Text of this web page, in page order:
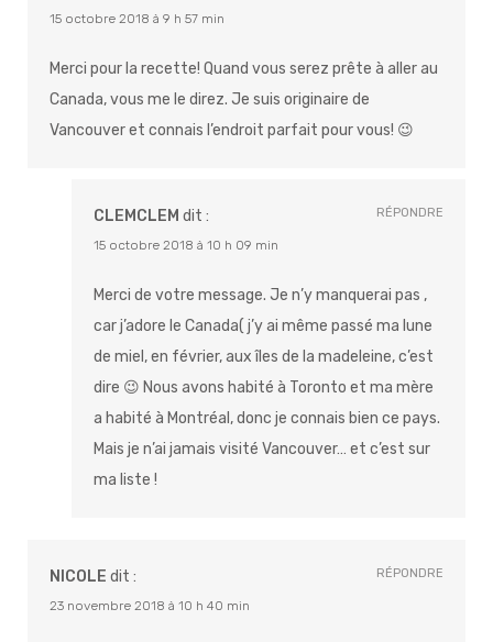
15 octobre 2018 à 9 h 57 min
Merci pour la recette! Quand vous serez prête à aller au
Canada, vous me le direz. Je suis originaire de
Vancouver et connais l’endroit parfait pour vous! 😉
CLEMCLEM dit :
15 octobre 2018 à 10 h 09 min
Merci de votre message. Je n’y manquerai pas ,
car j’adore le Canada( j’y ai même passé ma lune
de miel, en février, aux îles de la madeleine, c’est
dire 😉 Nous avons habité à Toronto et ma mère
a habité à Montréal, donc je connais bien ce pays.
Mais je n’ai jamais visité Vancouver… et c’est sur
ma liste !
RÉPONDRE
NICOLE dit :
23 novembre 2018 à 10 h 40 min
RÉPONDRE